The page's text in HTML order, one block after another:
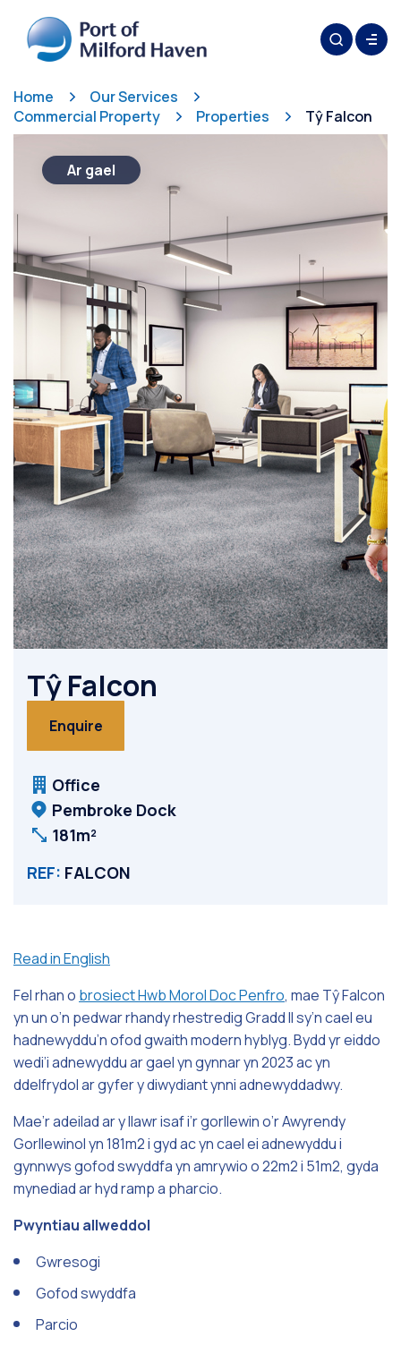
Home
Our Services
Commercial Property
Properties Tŷ Falcon
Tŷ Falcon
Enquire
Office
Pembroke Dock
181m²
REF: FALCON
Ar gael
Read in English
Fel rhan o brosiect Hwb Morol Doc Penfro, mae Tŷ Falcon
yn un o’n pedwar rhandy rhestredig Gradd II sy’n cael eu
hadnewyddu’n ofod gwaith modern hyblyg. Bydd yr eiddo
wedi’i adnewyddu ar gael yn gynnar yn 2023 ac yn
ddelfrydol ar gyfer y diwydiant ynni adnewyddadwy.
Mae’r adeilad ar y llawr isaf i’r gorllewin o’r Awyrendy
Gorllewinol yn 181m2 i gyd ac yn cael ei adnewyddu i
gynnwys gofod swyddfa yn amrywio o 22m2 i 51m2, gyda
mynediad ar hyd ramp a pharcio.
Pwyntiau allweddol
Gwresogi
Gofod swyddfa
Parcio